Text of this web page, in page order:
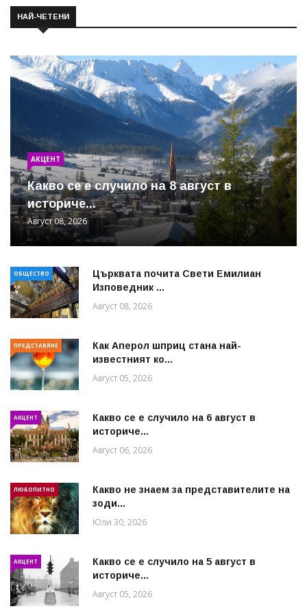
НАЙ-ЧЕТЕНИ
АКЦЕНТ
Какво се е случило на 8 август в
историче...
Август 08, 2026
ОБЩЕСТВО
Църквата почита Свeти Емилиан
Изповедник ...
Август 08, 2026
ПРЕДСТАВЯНЕ
Как Аперол шприц стана най-
известният ко...
Август 05, 2026
АКЦЕНТ
Какво се е случило на 6 август в
историче...
Август 06, 2026
ЛЮБОПИТНО
Какво не знаем за представителите на
зоди...
Юли 30, 2026
АКЦЕНТ
Какво се е случило на 5 август в
историче...
Август 05, 2026